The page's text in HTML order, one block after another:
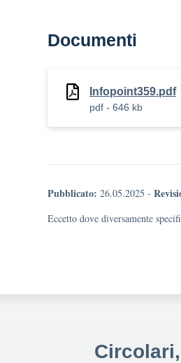
Documenti
Infopoint359.pdf
pdf - 646 kb
Pubblicato: 26.05.2025 -
Eccetto dove diversamente